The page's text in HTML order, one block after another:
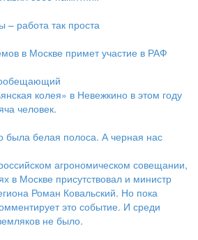
– работа так проста
в Москве примет участие в РАФ
колея» в Невежкино в этом году
человек.
была белая полоса. А черная нас
агрономическом совещании,
в Москве присутствовал и министр
Роман Ковальский. Но пока
это событие. И среди
не было.